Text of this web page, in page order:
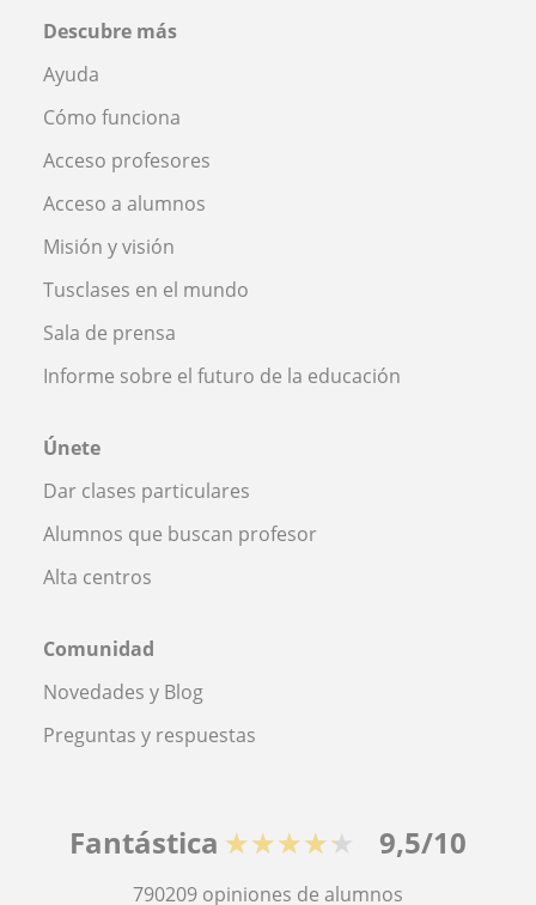
Descubre más
Ayuda
Cómo funciona
Acceso profesores
Acceso a alumnos
Misión y visión
Tusclases en el mundo
Sala de prensa
Informe sobre el futuro de la educación
Únete
Dar clases particulares
Alumnos que buscan profesor
Alta centros
Comunidad
Novedades y Blog
Preguntas y respuestas
Fantástica ★★★★★ 9,5/10
790209 opiniones de alumnos